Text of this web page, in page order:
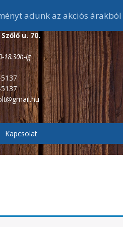
u. 70.
18.30h-ig
2.7m és 3 m-s bojlis
3,9 m-s bojlis botok
3,6 m-s feeder botok
Kapcsolat
adunk az akciós